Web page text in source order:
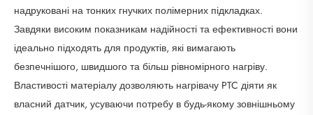
надруковані на тонких гнучких полімерних підкладках.
Завдяки високим показникам надійності та ефективності вони
ідеально підходять для продуктів, які вимагають
безпечнішого, швидшого та більш рівномірного нагріву.
Властивості матеріалу дозволяють нагрівачу PTC діяти як
власний датчик, усуваючи потребу в будь-якому зовнішньому